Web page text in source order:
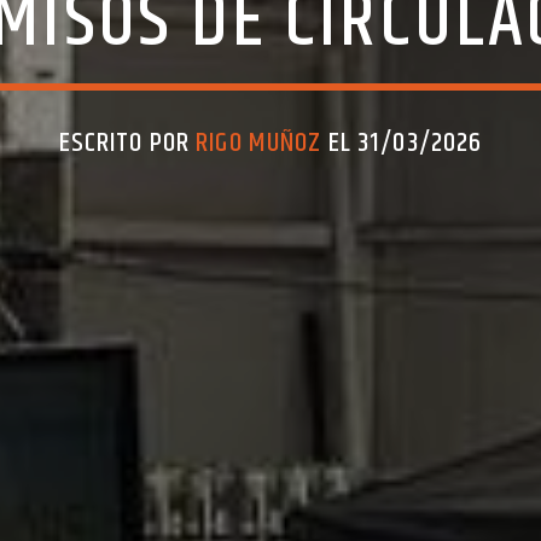
ESCRITO POR RIGO MUÑOZ EL 31/03/2026